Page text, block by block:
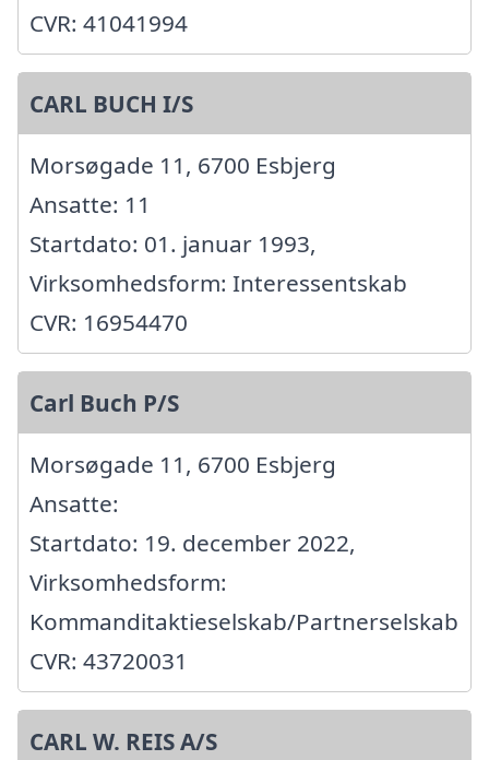
CVR: 41041994
CARL BUCH I/S
Morsøgade 11, 6700 Esbjerg
Ansatte: 11
Startdato: 01. januar 1993,
Virksomhedsform: Interessentskab
CVR: 16954470
Carl Buch P/S
Morsøgade 11, 6700 Esbjerg
Ansatte:
Startdato: 19. december 2022,
Virksomhedsform:
Kommanditaktieselskab/Partnerselskab
CVR: 43720031
CARL W. REIS A/S